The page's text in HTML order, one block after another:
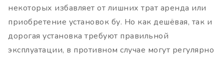
некоторых избавляет от лишних трат аренда или
приобретение установок бу. Но как дешёвая, так и
дорогая установка требуют правильной
эксплуатации, в противном случае могут регулярно